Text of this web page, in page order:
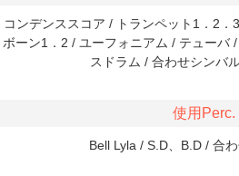
コンデンススコア / トランペット1．2
ボーン1．2 / ユーフォニアム / テューバ
スドラム / 合わせシンバ
使用Perc.
Bell Lyla / S.D、B.D / 合